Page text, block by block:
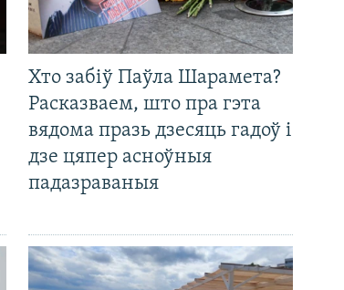
Хто забіў Паўла Шарамета?
Расказваем, што пра гэта
вядома празь дзесяць гадоў і
дзе цяпер асноўныя
падазраваныя